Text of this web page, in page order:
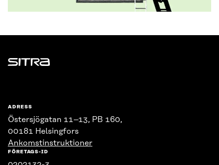
Sitra
ADRESS
Östersjögatan 11–13, PB 160,
00181 Helsingfors
Ankomstinstruktioner
FÖRETAGS-ID